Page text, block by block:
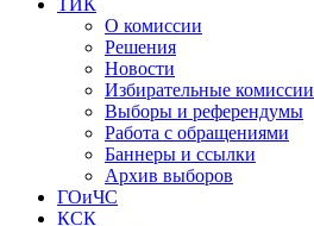
ТИК
О комиссии
Решения
Новости
Избирательные комиссии
Выборы и референдумы
Работа с обращениями
Баннеры и ссылки
Архив выборов
ГОиЧС
КСК